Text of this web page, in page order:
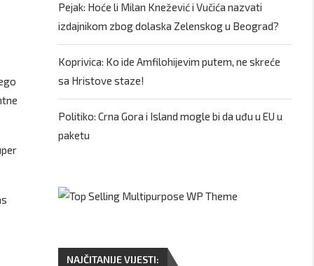
Pejak: Hoće li Milan Knežević i Vučića nazvati
izdajnikom zbog dolaska Zelenskog u Beograd?
Koprivica: Ko ide Amfilohijevim putem, ne skreće
sa Hristove staze!
Politiko: Crna Gora i Island mogle bi da uđu u EU u
paketu
NAJČITANIJE VIJESTI: